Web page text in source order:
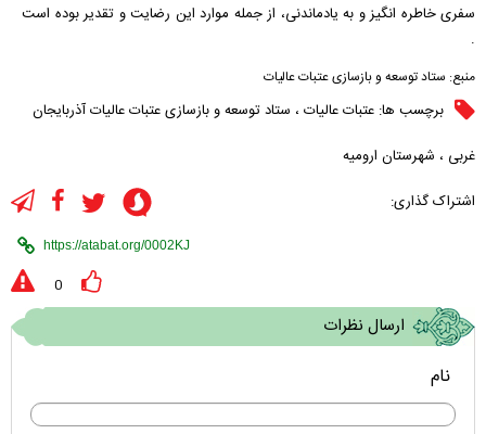
سفری خاطره انگیز و به یادماندنی، از جمله موارد این رضایت و تقدیر بوده است
.
منبع: ستاد توسعه و بازسازی عتبات عالیات
برچسب ها: عتبات عالیات ، ستاد توسعه و بازسازی عتبات عالیات آذربایجان
غربی ، شهرستان ارومیه
اشتراک گذاری:
0
ارسال نظرات
نام